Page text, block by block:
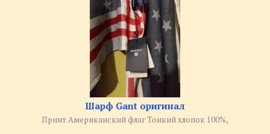
Шарф Gant оригинал
Принт Американский флаг Тонкий хлопок 100%,